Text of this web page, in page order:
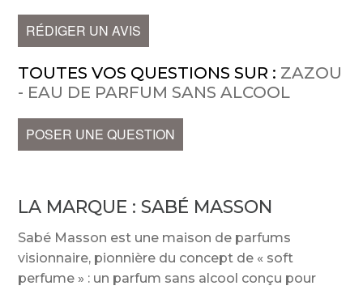
RÉDIGER UN AVIS
TOUTES VOS QUESTIONS SUR : ZAZOU
- EAU DE PARFUM SANS ALCOOL
POSER UNE QUESTION
LA MARQUE :SABÉ MASSON
Sabé Masson est une maison de parfums
visionnaire, pionnière du concept de « soft
perfume » : un parfum sans alcool conçu pour